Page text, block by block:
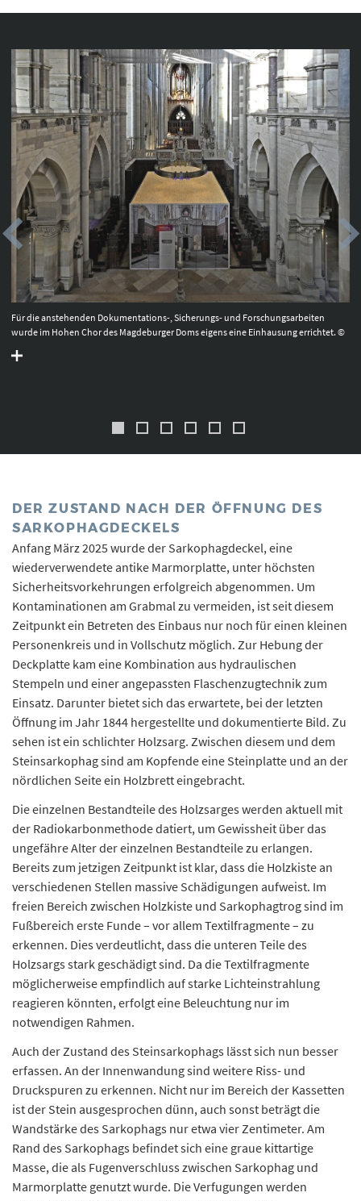
Für die anstehenden Dokumentations-, Sicherungs- und Forschungsarbeiten
wurde im Hohen Chor des Magdeburger Doms eigens eine Einhausung errichtet. ©
Hörentrup.
DER ZUSTAND NACH DER ÖFFNUNG DES
SARKOPHAGDECKELS
Anfang März 2025 wurde der Sarkophagdeckel, eine
wiederverwendete antike Marmorplatte, unter höchsten
Sicherheitsvorkehrungen erfolgreich abgenommen. Um
Kontaminationen am Grabmal zu vermeiden, ist seit diesem
Zeitpunkt ein Betreten des Einbaus nur noch für einen kleinen
Personenkreis und in Vollschutz möglich. Zur Hebung der
Deckplatte kam eine Kombination aus hydraulischen
Stempeln und einer angepassten Flaschenzugtechnik zum
Einsatz. Darunter bietet sich das erwartete, bei der letzten
Öffnung im Jahr 1844 hergestellte und dokumentierte Bild. Zu
sehen ist ein schlichter Holzsarg. Zwischen diesem und dem
Steinsarkophag sind am Kopfende eine Steinplatte und an der
nördlichen Seite ein Holzbrett eingebracht.
Die einzelnen Bestandteile des Holzsarges werden aktuell mit
der Radiokarbonmethode datiert, um Gewissheit über das
ungefähre Alter der einzelnen Bestandteile zu erlangen.
Bereits zum jetzigen Zeitpunkt ist klar, dass die Holzkiste an
verschiedenen Stellen massive Schädigungen aufweist. Im
freien Bereich zwischen Holzkiste und Sarkophagtrog sind im
Fußbereich erste Funde – vor allem Textilfragmente – zu
erkennen. Dies verdeutlicht, dass die unteren Teile des
Holzsargs stark geschädigt sind. Da die Textilfragmente
möglicherweise empfindlich auf starke Lichteinstrahlung
reagieren könnten, erfolgt eine Beleuchtung nur im
notwendigen Rahmen.
Auch der Zustand des Steinsarkophags lässt sich nun besser
erfassen. An der Innenwandung sind weitere Riss- und
Druckspuren zu erkennen. Nicht nur im Bereich der Kassetten
ist der Stein ausgesprochen dünn, auch sonst beträgt die
Wandstärke des Sarkophags nur etwa vier Zentimeter. Am
Rand des Sarkophags befindet sich eine graue kittartige
Masse, die als Fugenverschluss zwischen Sarkophag und
Marmorplatte genutzt wurde. Die Verfugungen werden